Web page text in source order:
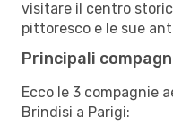
visitare il centro
pittoresco e le sue
Principali
Ecco le 3 compagnie
Brindisi a Parigi: